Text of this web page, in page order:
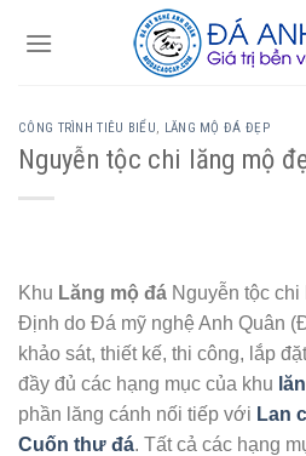
CÔNG TRÌNH TIÊU BIỂU, LĂNG MỘ ĐÁ ĐẸP
Nguyễn tộc chi lăng mộ
Khu Lăng mộ đá Nguyễn tộc
Định do Đá mỹ nghệ Anh Quân
khảo sát, thiết kế, thi công, lắp
đầy đủ các hạng mục của khu
phần lăng cánh nối tiếp với Lan
Cuốn thư đá. Tất cả các hạng